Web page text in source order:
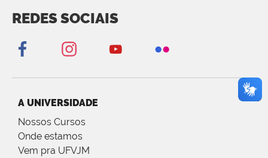
REDES SOCIAIS
A UNIVERSIDADE
Nossos Cursos
Onde estamos
Vem pra UFVJM